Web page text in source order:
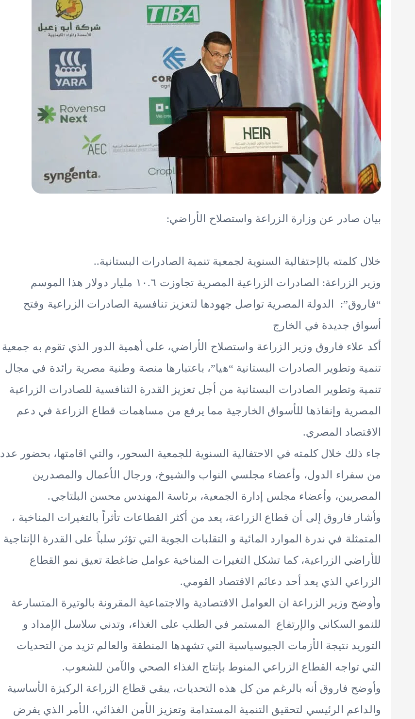
بيان صادر عن وزارة الزراعة واستصلاح الأراضي:
خلال كلمته بالإحتفالية السنوية لجمعية تنمية الصادرات البستانية..
وزير الزراعة: الصادرات الزراعية المصرية تجاوزت ١٠.٦ مليار دولار هذا الموسم
“فاروق”: الدولة المصرية تواصل جهودها لتعزيز تنافسية الصادرات الزراعية وفتح
أسواق جديدة في الخارج
أكد علاء فاروق وزير الزراعة واستصلاح الأراضي، على أهمية الدور الذي تقوم به جمعية
تنمية وتطوير الصادرات البستانية “هيا”، باعتبارها منصة وطنية مصرية رائدة في مجال
تنمية وتطوير الصادرات البستانية من أجل تعزيز القدرة التنافسية للصادرات الزراعية
المصرية وإنفاذها للأسواق الخارجية مما يرفع من مساهمات قطاع الزراعة في دعم
الاقتصاد المصري.
جاء ذلك خلال كلمته في الاحتفالية السنوية للجمعية السحور، والتي اقامتها، بحضور عدد
من سفراء الدول، وأعضاء مجلسي النواب والشيوخ، ورجال الأعمال والمصدرين
المصريين، وأعضاء مجلس إدارة الجمعية، برئاسة المهندس محسن البلتاجي.
وأشار فاروق إلى أن قطاع الزراعة، يعد من أكثر القطاعات تأثراً بالتغيرات المناخية ،
المتمثلة في ندرة الموارد المائية و التقلبات الجوية التي تؤثر سلباً على القدرة الإنتاجية
للأراضي الزراعية، كما تشكل التغيرات المناخية عوامل ضاغطة تعيق نمو القطاع
الزراعي الذي يعد أحد دعائم الاقتصاد القومي.
وأوضح وزير الزراعة ان العوامل الاقتصادية والاجتماعية المقرونة بالوتيرة المتسارعة
للنمو السكاني والإرتفاع المستمر في الطلب على الغذاء، وتدني سلاسل الإمداد و
التوريد نتيجة الأزمات الجيوسياسية التي تشهدها المنطقة والعالم تزيد من التحديات
التي تواجه القطاع الزراعي المنوط بإنتاج الغذاء الصحي والآمن للشعوب.
وأوضح فاروق أنه بالرغم من كل هذه التحديات، يبقي قطاع الزراعة الركيزة الأساسية
والداعم الرئيسي لتحقيق التنمية المستدامة وتعزيز الأمن الغذائي، الأمر الذي يفرض